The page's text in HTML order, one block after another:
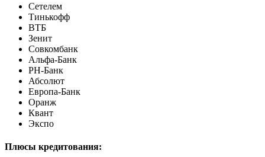
Сетелем
Тинькофф
ВТБ
Зенит
Совкомбанк
Альфа-Банк
РН-Банк
Абсолют
Европа-Банк
Оранж
Квант
Экспо
Плюсы кредитования: